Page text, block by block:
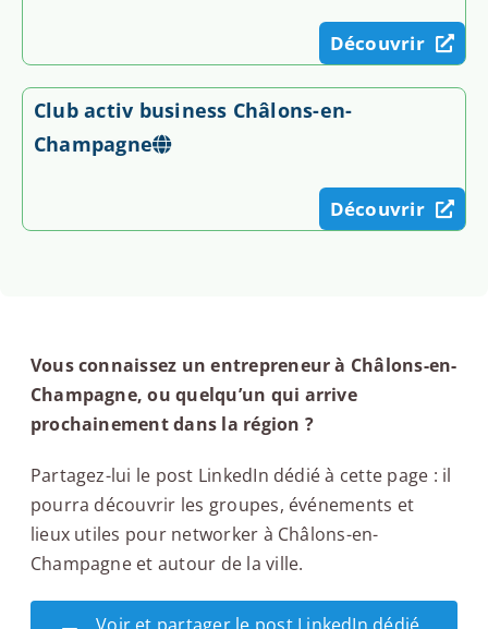
Découvrir
Club activ business Châlons-en-
Champagne
Découvrir
Vous connaissez un entrepreneur à Châlons-en-
Champagne, ou quelqu’un qui arrive
prochainement dans la région ?
Partagez-lui le post LinkedIn dédié à cette page : il
pourra découvrir les groupes, événements et
lieux utiles pour networker à Châlons-en-
Champagne et autour de la ville.